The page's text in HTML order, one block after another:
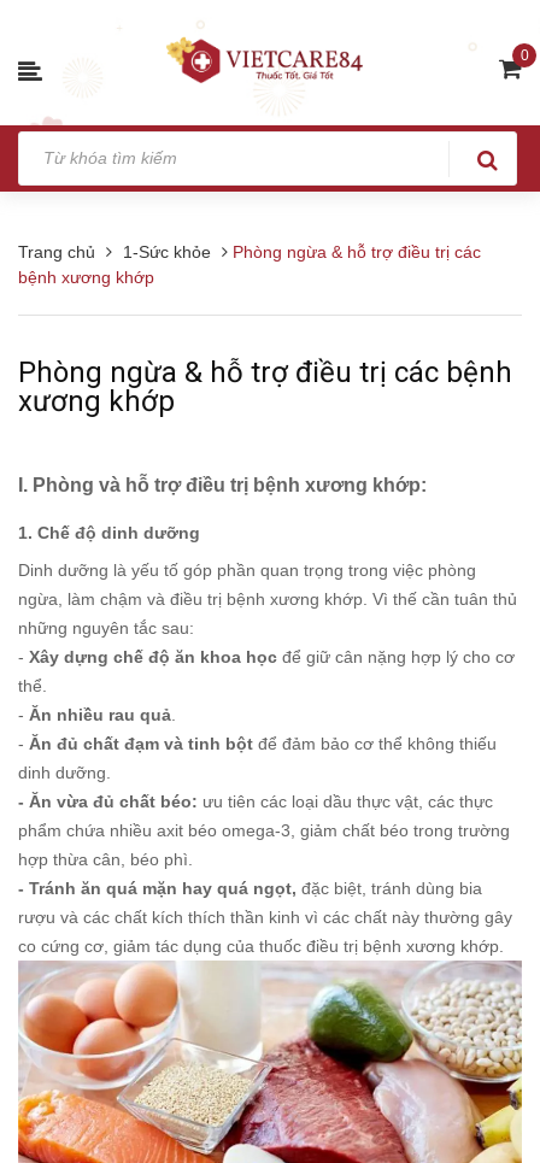
0
Trang chủ 1-Sức khỏe
Phòng ngừa & hỗ trợ điều trị các
bệnh xương khớp
Phòng ngừa & hỗ trợ điều trị các bệnh
xương khớp
I. Phòng và hỗ trợ điều trị bệnh xương khớp:
1. Chế độ dinh dưỡng
Dinh dưỡng là yếu tố góp phần quan trọng trong việc phòng
ngừa, làm chậm và điều trị bệnh xương khớp. Vì thế cần tuân thủ
những nguyên tắc sau:
- Xây dựng chế độ ăn khoa học để giữ cân nặng hợp lý cho cơ
thể.
- Ăn nhiều rau quả
- Ăn đủ chất đạm và tinh bột để đảm bảo cơ thể không thiếu
dinh dưỡng.
- Ăn vừa đủ chất béo: ưu tiên các loại dầu thực vật, các thực
phẩm chứa nhiều axit béo omega-3, giảm chất béo trong trường
hợp thừa cân, béo phì.
- Tránh ăn quá mặn hay quá ngọt, đặc biệt, tránh dùng bia
rượu và các chất kích thích thần kinh vì các chất này thường gây
co cứng cơ, giảm tác dụng của thuốc điều trị bệnh xương khớp.